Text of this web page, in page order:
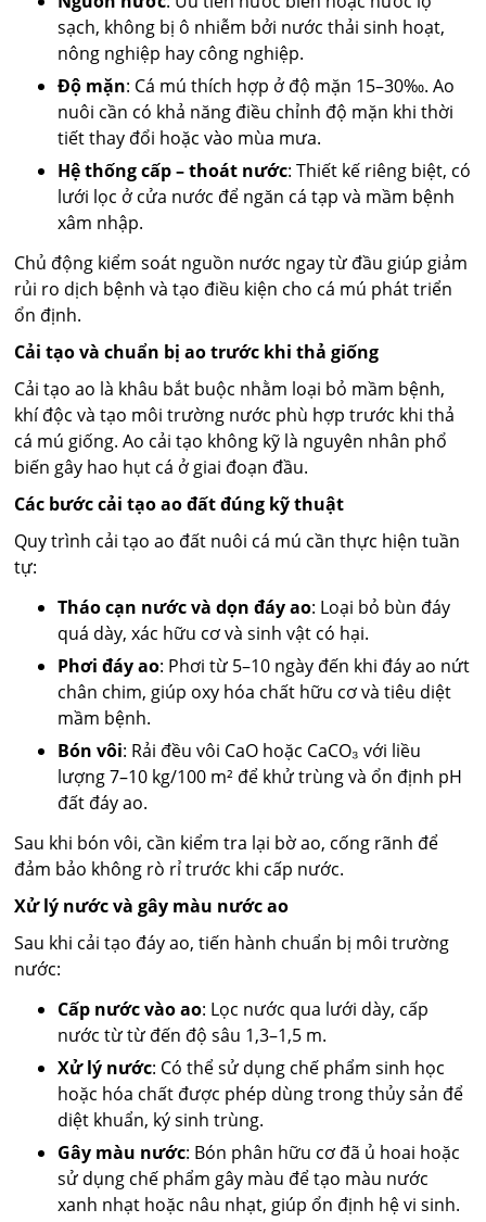
sạch, không bị ô nhiễm bởi nước thải sinh hoạt,
nông nghiệp hay công nghiệp.
Độ mặn: Cá mú thích hợp ở độ mặn 15–30‰. Ao
nuôi cần có khả năng điều chỉnh độ mặn khi thời
tiết thay đổi hoặc vào mùa mưa.
Hệ thống cấp – thoát nước: Thiết kế riêng biệt, có
lưới lọc ở cửa nước để ngăn cá tạp và mầm bệnh
xâm nhập.
Chủ động kiểm soát nguồn nước ngay từ đầu giúp giảm
rủi ro dịch bệnh và tạo điều kiện cho cá mú phát triển
ổn định.
Cải tạo và chuẩn bị ao trước khi thả giống
Cải tạo ao là khâu bắt buộc nhằm loại bỏ mầm bệnh,
khí độc và tạo môi trường nước phù hợp trước khi thả
cá mú giống. Ao cải tạo không kỹ là nguyên nhân phổ
biến gây hao hụt cá ở giai đoạn đầu.
Các bước cải tạo ao đất đúng kỹ thuật
Quy trình cải tạo ao đất nuôi cá mú cần thực hiện tuần
tự:
Tháo cạn nước và dọn đáy ao: Loại bỏ bùn đáy
quá dày, xác hữu cơ và sinh vật có hại.
Phơi đáy ao: Phơi từ 5–10 ngày đến khi đáy ao nứt
chân chim, giúp oxy hóa chất hữu cơ và tiêu diệt
mầm bệnh.
Bón vôi: Rải đều vôi CaO hoặc CaCO₃ với liều
lượng 7–10 kg/100 m² để khử trùng và ổn định pH
đất đáy ao.
Sau khi bón vôi, cần kiểm tra lại bờ ao, cống rãnh để
đảm bảo không rò rỉ trước khi cấp nước.
Xử lý nước và gây màu nước ao
Sau khi cải tạo đáy ao, tiến hành chuẩn bị môi trường
nước:
Cấp nước vào ao: Lọc nước qua lưới dày, cấp
nước từ từ đến độ sâu 1,3–1,5 m.
Xử lý nước: Có thể sử dụng chế phẩm sinh học
hoặc hóa chất được phép dùng trong thủy sản để
diệt khuẩn, ký sinh trùng.
Gây màu nước: Bón phân hữu cơ đã ủ hoai hoặc
sử dụng chế phẩm gây màu để tạo màu nước
xanh nhạt hoặc nâu nhạt, giúp ổn định hệ vi sinh.